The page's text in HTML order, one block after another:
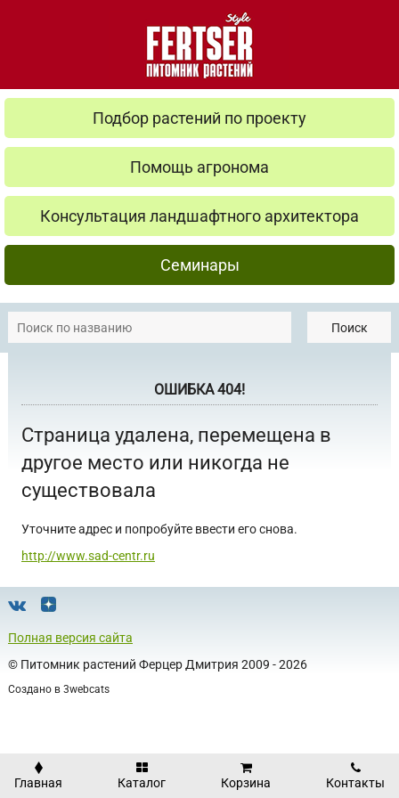
Подбор растений по проекту
Помощь агронома
Консультация ландшафтного архитектора
Семинары
Поиск
ОШИБКА 404!
Страница удалена, перемещена в
другое место или никогда не
существовала
Уточните адрес и попробуйте ввести его снова.
http://www.sad-centr.ru
Полная версия сайта
© Питомник растений Ферцер Дмитрия 2009 - 2026
Создано в 3webcats
Главная Каталог Корзина Контакты